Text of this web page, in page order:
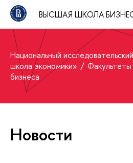
ВЫСШАЯ ШКОЛА
Национальный
школа экономики»
Факультеты
бизнеса
Новости